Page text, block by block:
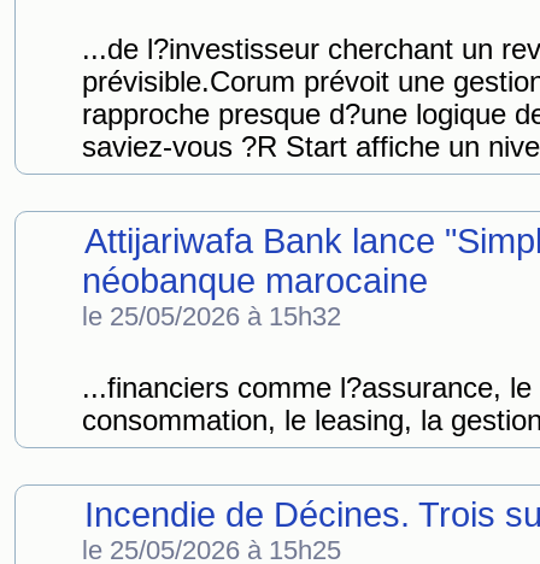
...de l?investisseur cherchant un
prévisible.Corum prévoit une
rapproche presque d?une logique
saviez-vous ?R Start affiche un
Attijariwafa Bank lance
néobanque marocaine
le 25/05/2026 à 15h32
...financiers comme l?assurance,
consommation, le leasing, la
Incendie de Décines. Trois
le 25/05/2026 à 15h25